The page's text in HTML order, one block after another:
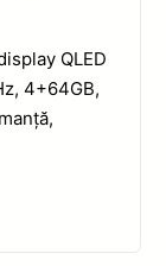
QLED
4+64GB,